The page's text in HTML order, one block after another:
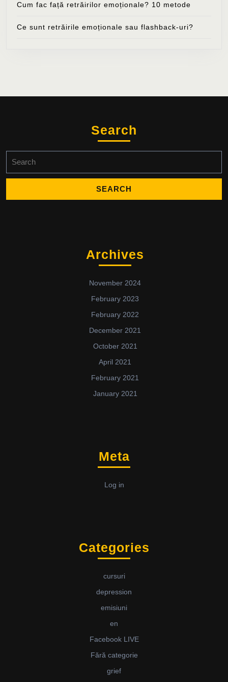
Cum fac față retrăirilor emoționale? 10 metode
Ce sunt retrăirile emoționale sau flashback-uri?
Search
for:
Archives
November 2024
February 2023
February 2022
December 2021
October 2021
April 2021
February 2021
January 2021
Meta
Log in
Categories
cursuri
depression
emisiuni
en
Facebook LIVE
Fără categorie
grief